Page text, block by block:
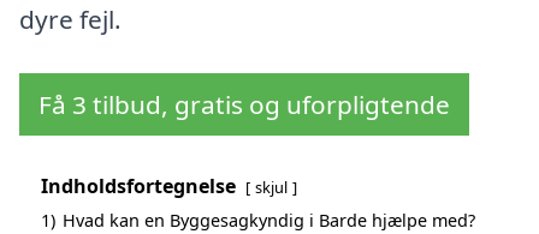
dyre fejl.
Få 3 tilbud, gratis og uforpligtende
Indholdsfortegnelse skjul
1) Hvad kan en Byggesagkyndig i Barde hjælpe med?